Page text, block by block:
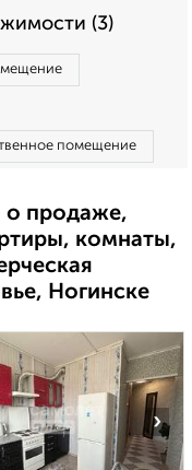
(3)
помещение
о продаже,
комнаты,
Ногинске
›